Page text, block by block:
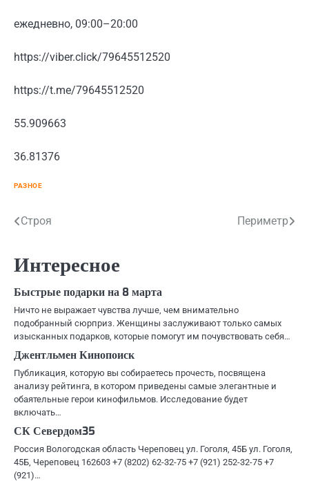
ежедневно, 09:00–20:00
https://viber.click/79645512520
https://t.me/79645512520
55.909663
36.81376
РАЗНОЕ
Навигация
записям
Строя Периметр
Интересное
Быстрые подарки на 8 марта
Ничто не выражает чувства лучше, чем внимательно
подобранный сюрприз. Женщины заслуживают только самых
изысканных подарков, которые помогут им почувствовать себя…
Джентльмен Кинопоиск
Публикация, которую вы собираетесь прочесть, посвящена
анализу рейтинга, в котором приведены самые элегантные и
обаятельные герои кинофильмов. Исследование будет
включать…
СК Севердом35
Россия Вологодская область Череповец ул. Гоголя, 45Б ул. Гоголя,
45Б, Череповец 162603 +7 (8202) 62-32-75 +7 (921) 252-32-75 +7
(921)…